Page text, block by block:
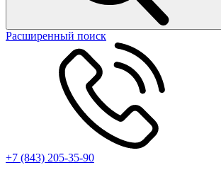
Расширенный поиск
+7 (843) 205-35-90